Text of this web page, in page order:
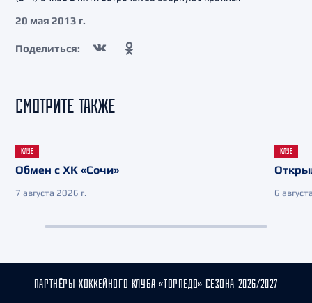
20 мая 2013 г.
Поделиться:
СМОТРИТЕ ТАКЖЕ
КЛУБ
Обмен с ХК «Сочи»
7 августа 2026 г.
КЛУБ
6
ПАРТНЁРЫ ХОККЕЙНОГО КЛУБА «ТОРПЕДО» СЕЗОНА 2026/2027